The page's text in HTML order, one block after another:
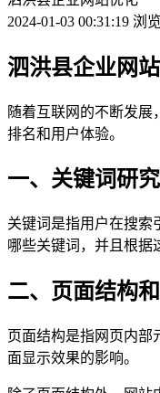
2024-01-03 00:31:19 浏
泗洪县企业网
随着互联网的不断发
排名和用户体验。
一、关键词研
关键词是指用户在搜索
哪些关键词，并且根据
二、页面结构
页面结构是指网页内部
面显示效果的影响。